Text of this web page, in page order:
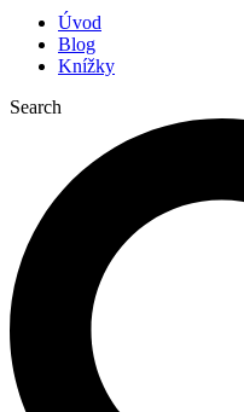
Úvod
Blog
Knížky
Search